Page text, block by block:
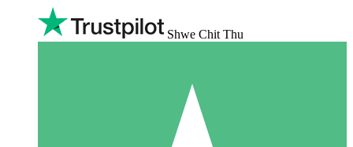
Shwe Chit Thu